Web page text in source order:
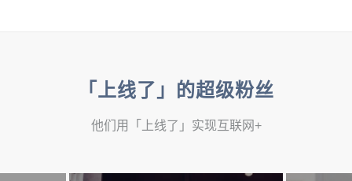
「上线了」的超级粉丝
他们用「上线了」实现互联网+